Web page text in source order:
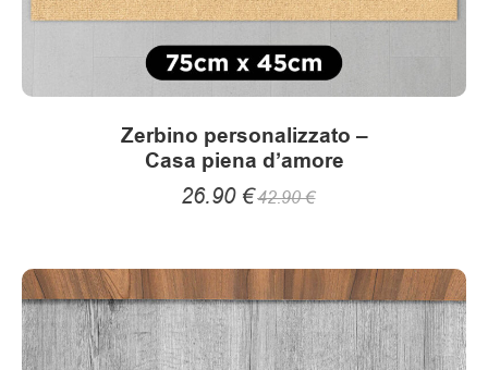
Zerbino personalizzato –
Casa piena d’amore
26.90 €42.90€